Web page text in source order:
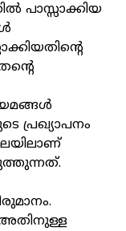
പാസ്സാക്കിയ
പ്രഖ്യാപനം